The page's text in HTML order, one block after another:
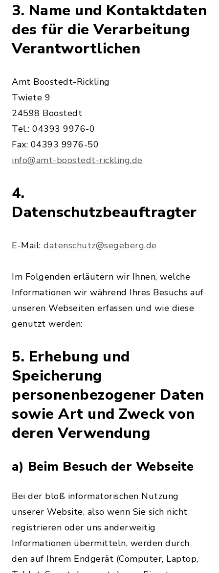
3. Name und Kontaktdaten
des für die Verarbeitung
Verantwortlichen
Amt Boostedt-Rickling
Twiete 9
24598 Boostedt
Tel.: 04393 9976-0
Fax: 04393 9976-50
info@amt-boostedt-rickling.de
4.
Datenschutzbeauftragter
E-Mail: datenschutz@segeberg.de
Im Folgenden erläutern wir Ihnen, welche
Informationen wir während Ihres Besuchs auf
unseren Webseiten erfassen und wie diese
genutzt werden:
5. Erhebung und
Speicherung
personenbezogener Daten
sowie Art und Zweck von
deren Verwendung
a) Beim Besuch der Webseite
Bei der bloß informatorischen Nutzung
unserer Website, also wenn Sie sich nicht
registrieren oder uns anderweitig
Informationen übermitteln, werden durch
den auf Ihrem Endgerät (Computer, Laptop,